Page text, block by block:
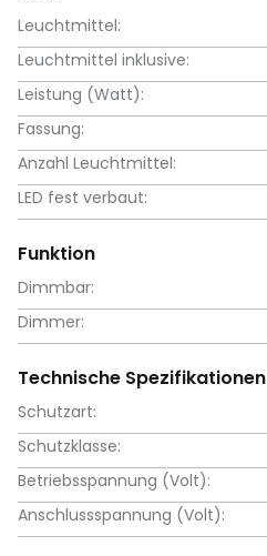
Leuchtmittel:
Leuchtmittel inklusive:
Leistung (Watt):
Fassung:
Anzahl Leuchtmittel:
LED fest verbaut:
Funktion
Dimmbar:
Dimmer:
Technische Spezifikationen
Schutzart:
Schutzklasse:
Betriebsspannung (Volt):
Anschlussspannung (Volt):